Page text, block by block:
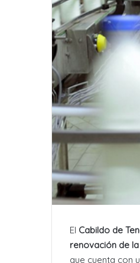
El Cabildo de
renovación de
que cuenta con